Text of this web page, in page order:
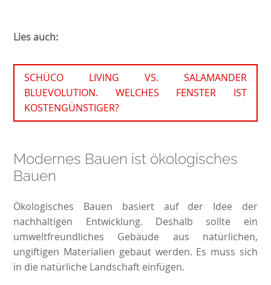
Lies auch:
SCHÜCO LIVING VS. SALAMANDER
BLUEVOLUTION. WELCHES FENSTER IST
KOSTENGÜNSTIGER?
Modernes Bauen ist ökologisches
Bauen
Ökologisches Bauen basiert auf der Idee der
nachhaltigen Entwicklung. Deshalb sollte ein
umweltfreundliches Gebäude aus natürlichen,
ungiftigen Materialien gebaut werden. Es muss sich
in die natürliche Landschaft einfügen.